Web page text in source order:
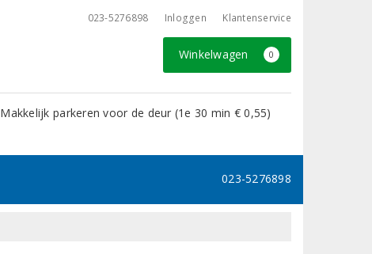
023-5276898 Inloggen Klantenservice
Winkelwagen 0
Makkelijk parkeren voor de deur (1e 30 min € 0,55)
023-5276898